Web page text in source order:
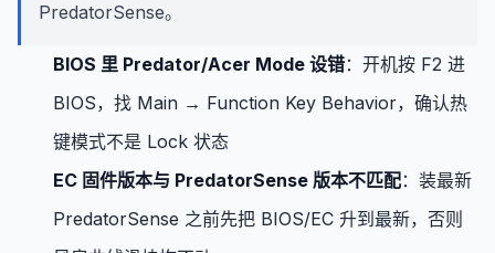
PredatorSense。
BIOS 里 Predator/Acer Mode 设错：开机按 F2 进
BIOS，找 Main → Function Key Behavior，确认热
键模式不是 Lock 状态
EC 固件版本与 PredatorSense 版本不匹配：装最新
PredatorSense 之前先把 BIOS/EC 升到最新，否则